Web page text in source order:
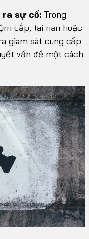
ra sự cố: Trong
cắp, tai nạn hoặc
giám sát cung cấp
vấn đề một cách